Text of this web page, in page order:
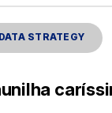
DATA STRATEGY